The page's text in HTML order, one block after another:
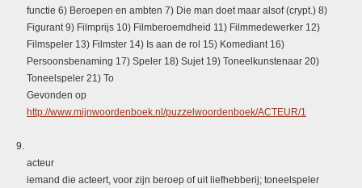
functie 6) Beroepen en ambten 7) Die man doet maar alsof (crypt.) 8)
Figurant 9) Filmprijs 10) Filmberoemdheid 11) Filmmedewerker 12)
Filmspeler 13) Filmster 14) Is aan de rol 15) Komediant 16)
Persoonsbenaming 17) Speler 18) Sujet 19) Toneelkunstenaar 20)
Toneelspeler 21) To
Gevonden op
http://www.mijnwoordenboek.nl/puzzelwoordenboek/ACTEUR/1
acteur
iemand die acteert, voor zijn beroep of uit liefhebberij; toneelspeler